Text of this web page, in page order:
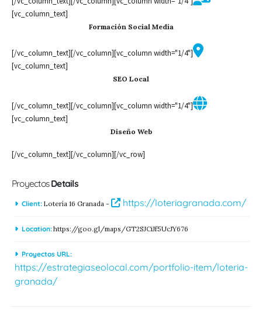
[vc_column_text]
Formación Social Media
[/vc_column_text][/vc_column][vc_column width="1/4"]
[vc_column_text]
SEO Local
[/vc_column_text][/vc_column][vc_column width="1/4"]
[vc_column_text]
Diseño Web
[/vc_column_text][/vc_column][/vc_row]
ProyectosDetails
Client: Lotería 16 Granada - https://loteriagranada.com/
Location:https://goo.gl/maps/GT2SJCiJf5UcJY676
Proyectos URL:
https://estrategiaseolocal.com/portfolio-item/loteria-
granada/